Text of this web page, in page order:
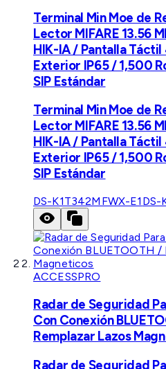
Terminal Min Moe de
Lector MIFARE 13.56
HIK-IA / Pantalla Táctil
Exterior IP65 / 1,500
SIP Estándar
Terminal Min Moe de
Lector MIFARE 13.56
HIK-IA / Pantalla Táctil
Exterior IP65 / 1,500
SIP Estándar
DS-K1T342MFWX-E1 DS-
ACCESSPRO
Radar de Seguridad
Con Conexión
Remplazar Lazos
Radar de Seguridad